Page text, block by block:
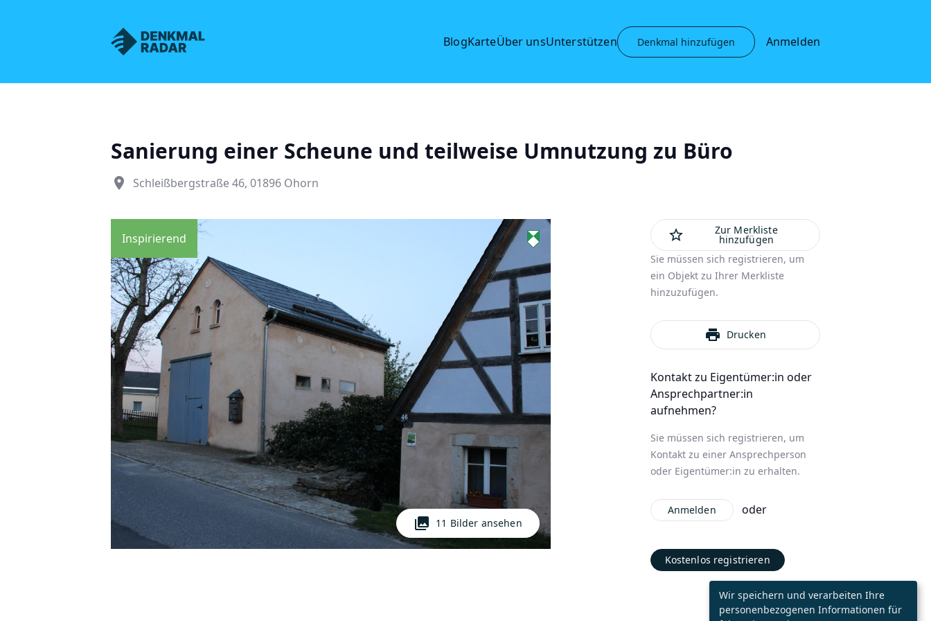
Denkmalnetz Sachsen BlogKarteÜber unsUnterstützen Denkmal hinzufügen Anmelden
Sanierung einer Scheune und teilweise Umnutzung zu Büro
place Schleißbergstraße 46, 01896 Ohorn
photo_library 11 Bilder ansehen
Inspirierend star_outline Zur Merkliste
hinzufügen
Sie müssen sich registrieren, um
ein Objekt zu Ihrer Merkliste
hinzuzufügen.
print Drucken
Kontakt zu Eigentümer:in oder
Ansprechpartner:in
aufnehmen?
Sie müssen sich registrieren, um
Kontakt zu einer Ansprechperson
oder Eigentümer:in zu erhalten.
Anmelden oder
Kostenlos registrieren
Wir speichern und verarbeiten Ihre
personenbezogenen Informationen für